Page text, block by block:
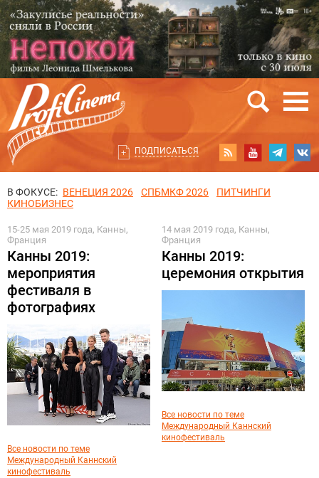
ПОДПИСАТЬСЯ
В ФОКУСЕ: ВЕНЕЦИЯ 2026 СПБМКФ 2026
ПИТЧИНГИ
КИНОБИЗНЕС
15-25 мая 2019 года, Канны,
Франция
Канны 2019:
мероприятия
фестиваля в
фотографиях
Все новости по теме
Международный Каннский
кинофестиваль
14 мая 2019 года, Канны,
Франция
Канны 2019:
церемония открытия
Все новости по теме
Международный Каннский
кинофестиваль